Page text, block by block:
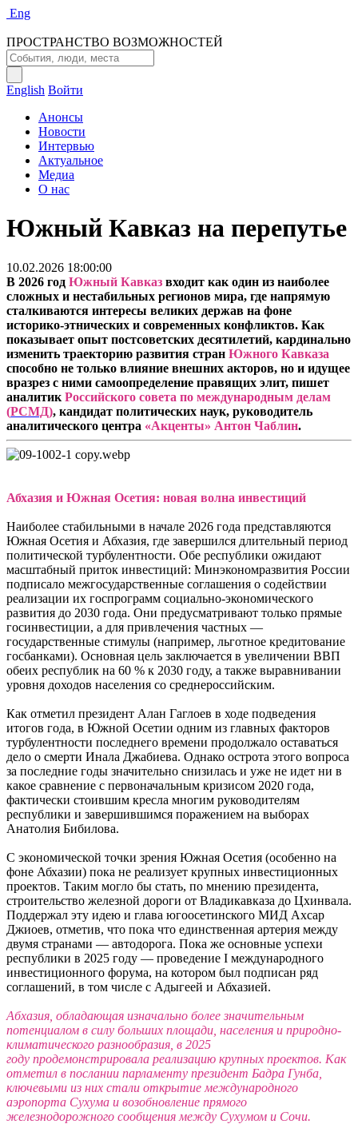
Eng
ПРОСТРАНСТВО ВОЗМОЖНОСТЕЙ
English Войти
Анонсы
Новости
Интервью
Актуальное
Медиа
О нас
Южный Кавказ на перепутье
10.02.2026 18:00:00
В 2026 год Южный Кавказ входит как один из наиболее
сложных и нестабильных регионов мира, где напрямую
сталкиваются интересы великих держав на фоне
историко-этнических и современных конфликтов. Как
показывает опыт постсоветских десятилетий, кардинально
изменить траекторию развития стран Южного Кавказа
способно не только влияние внешних акторов, но и идущее
вразрез с ними самоопределение правящих элит, пишет
аналитик Российского совета по международным делам
(РСМД), кандидат политических наук, руководитель
аналитического центра «Акценты» Антон Чаблин.
Абхазия и Южная Осетия: новая волна инвестиций
Наиболее стабильными в начале 2026 года представляются
Южная Осетия и Абхазия, где завершился длительный период
политической турбулентности. Обе республики ожидают
масштабный приток инвестиций: Минэкономразвития России
подписало межгосударственные соглашения о содействии
реализации их госпрограмм социально-экономического
развития до 2030 года. Они предусматривают только прямые
госинвестиции, а для привлечения частных —
государственные стимулы (например, льготное кредитование
госбанками). Основная цель заключается в увеличении ВВП
обеих республик на 60 % к 2030 году, а также выравнивании
уровня доходов населения со среднероссийским.
Как отметил президент Алан Гаглоев в ходе подведения
итогов года, в Южной Осетии одним из главных факторов
турбулентности последнего времени продолжало оставаться
дело о смерти Инала Джабиева. Однако острота этого вопроса
за последние годы значительно снизилась и уже не идет ни в
какое сравнение с первоначальным кризисом 2020 года,
фактически стоившим кресла многим руководителям
республики и завершившимся поражением на выборах
Анатолия Бибилова.
С экономической точки зрения Южная Осетия (особенно на
фоне Абхазии) пока не реализует крупных инвестиционных
проектов. Таким могло бы стать, по мнению президента,
строительство железной дороги от Владикавказа до Цхинвала.
Поддержал эту идею и глава югоосетинского МИД Ахсар
Джиоев, отметив, что пока что единственная артерия между
двумя странами — автодорога. Пока же основные успехи
республики в 2025 году — проведение I международного
инвестиционного форума, на котором был подписан ряд
соглашений, в том числе с Адыгеей и Абхазией.
Абхазия, обладающая изначально более значительным
потенциалом в силу больших площади, населения и природно-
климатического разнообразия, в 2025
году продемонстрировала реализацию крупных проектов. Как
отметил в послании парламенту президент Бадра Гунба,
ключевыми из них стали открытие международного
аэропорта Сухума и возобновление прямого
железнодорожного сообщения между Сухумом и Сочи.